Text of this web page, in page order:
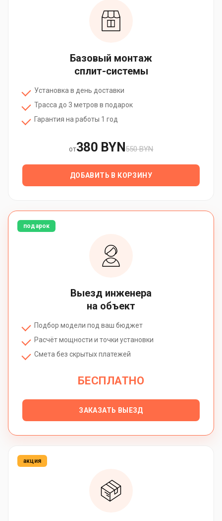
Базовый монтаж
сплит-системы
Установка в день доставки
Трасса до 3 метров в подарок
Гарантия на работы 1 год
от380 BYN550 BYN
ДОБАВИТЬ В КОРЗИНУ
подарок
Выезд инженера
на объект
Подбор модели под ваш бюджет
Расчёт мощности и точки установки
Смета без скрытых платежей
БЕСПЛАТНО
ЗАКАЗАТЬ ВЫЕЗД
акция